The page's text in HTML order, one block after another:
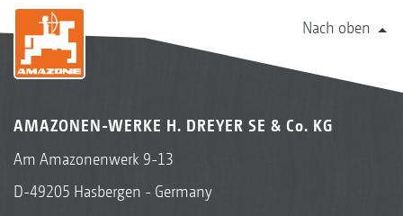
Nach oben
AMAZONEN-WERKE H. DREYER SE & Co. KG
Am Amazonenwerk 9-13
D-49205 Hasbergen - Germany